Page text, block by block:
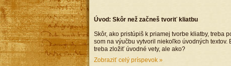
Úvod: Skôr než začneš tvoriť kliatbu
Skôr, ako pristúpiš k priamej tvorbe kliatby, treba
som na výučbu vytvoril niekoľko úvodných textov.
treba zložiť úvodné vety, ale ako?
Zobraziť celý príspevok »